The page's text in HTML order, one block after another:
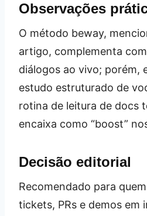
Observações
O método beway,
artigo, complementa
diálogos ao vivo; porém,
estudo estruturado de
rotina de leitura de docs
encaixa como “boost”
Decisão editorial
Recomendado para
tickets, PRs e demos em